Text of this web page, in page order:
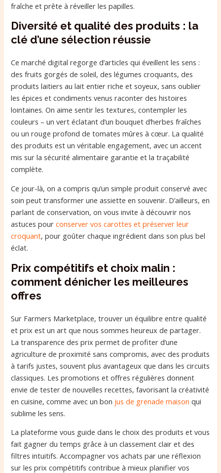
fraîche et prête à réveiller les papilles.
Diversité et qualité des produits : la
clé d’une sélection réussie
Ce marché digital regorge d’articles qui éveillent les sens :
des fruits gorgés de soleil, des légumes croquants, des
produits laitiers au lait entier riche et soyeux, sans oublier
les épices et condiments venus raconter des histoires
lointaines. On aime sentir les textures, contempler les
couleurs – un vert éclatant d’un bouquet d’herbes fraîches
ou un rouge profond de tomates mûres à cœur. La qualité
des produits est un véritable engagement, avec un accent
mis sur la sécurité alimentaire garantie et la traçabilité
complète.
Ce jour-là, on a compris qu’un simple produit conservé avec
soin peut transformer une assiette en souvenir. D’ailleurs, en
parlant de conservation, on vous invite à découvrir nos
astuces pourconserver vos carottes et préserver leur
croquant, pour goûter chaque ingrédient dans son plus bel
éclat.
Prix compétitifs et choix malin :
comment dénicher les meilleures
offres
Sur Farmers Marketplace, trouver un équilibre entre qualité
et prix est un art que nous sommes heureux de partager.
La transparence des prix permet de profiter d’une
agriculture de proximité sans compromis, avec des produits
à tarifs justes, souvent plus avantageux que dans les circuits
classiques. Les promotions et offres régulières donnent
envie de tester de nouvelles recettes, favorisant la créativité
en cuisine, comme avec un bon jus de grenade maison qui
sublime les sens.
La plateforme vous guide dans le choix des produits et vous
fait gagner du temps grâce à un classement clair et des
filtres intuitifs. Accompagner vos achats par une réflexion
sur les prix compétitifs contribue à mieux planifier vos